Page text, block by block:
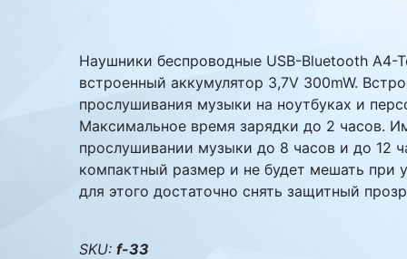
Наушники беспроводные USB-Bluetooth
встроенный аккумулятор 3,7V 300mW.
прослушивания музыки на ноутбуках и
Максимальное время зарядки до 2 часов.
прослушивании музыки до 8 часов и до 12
компактный размер и не будет мешать при
для этого достаточно снять защитный
SKU: f-33